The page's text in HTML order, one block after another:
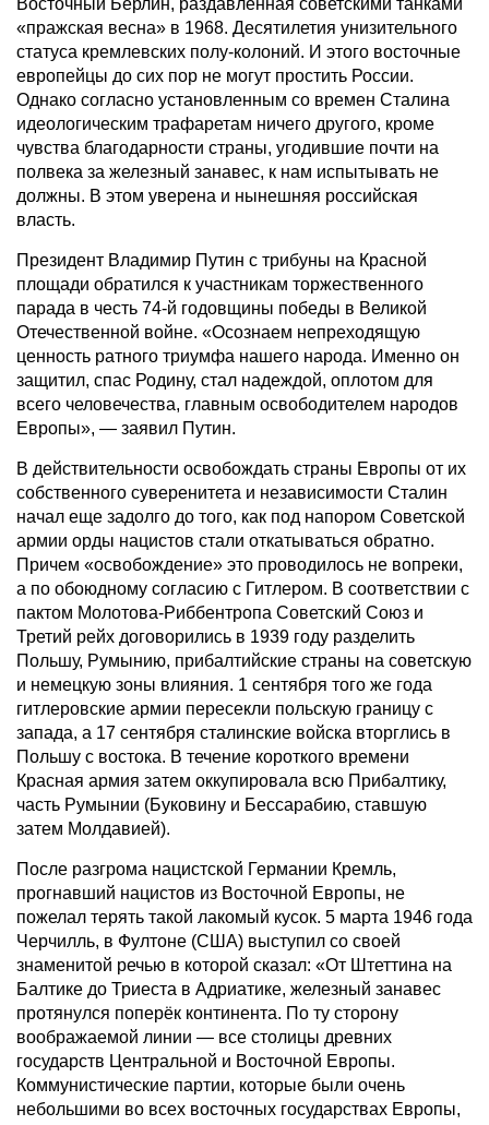
«пражская весна» в 1968. Десятилетия унизительного
статуса кремлевских полу-колоний. И этого восточные
европейцы до сих пор не могут простить России.
Однако согласно установленным со времен Сталина
идеологическим трафаретам ничего другого, кроме
чувства благодарности страны, угодившие почти на
полвека за железный занавес, к нам испытывать не
должны. В этом уверена и нынешняя российская
власть.
Президент Владимир Путин с трибуны на Красной
площади обратился к участникам торжественного
парада в честь 74-й годовщины победы в Великой
Отечественной войне. «Осознаем непреходящую
ценность ратного триумфа нашего народа. Именно он
защитил, спас Родину, стал надеждой, оплотом для
всего человечества, главным освободителем народов
Европы», — заявил Путин.
В действительности освобождать страны Европы от их
собственного суверенитета и независимости Сталин
начал еще задолго до того, как под напором Советской
армии орды нацистов стали откатываться обратно.
Причем «освобождение» это проводилось не вопреки,
а по обоюдному согласию с Гитлером. В соответствии с
пактом Молотова-Риббентропа Советский Союз и
Третий рейх договорились в 1939 году разделить
Польшу, Румынию, прибалтийские страны на советскую
и немецкую зоны влияния. 1 сентября того же года
гитлеровские армии пересекли польскую границу с
запада, а 17 сентября сталинские войска вторглись в
Польшу с востока. В течение короткого времени
Красная армия затем оккупировала всю Прибалтику,
часть Румынии (Буковину и Бессарабию, ставшую
затем Молдавией).
После разгрома нацистской Германии Кремль,
прогнавший нацистов из Восточной Европы, не
пожелал терять такой лакомый кусок. 5 марта 1946 года
Черчилль, в Фултоне (США) выступил со своей
знаменитой речью в которой сказал: «От Штеттина на
Балтике до Триеста в Адриатике, железный занавес
протянулся поперёк континента. По ту сторону
воображаемой линии — все столицы древних
государств Центральной и Восточной Европы.
Коммунистические партии, которые были очень
небольшими во всех восточных государствах Европы,